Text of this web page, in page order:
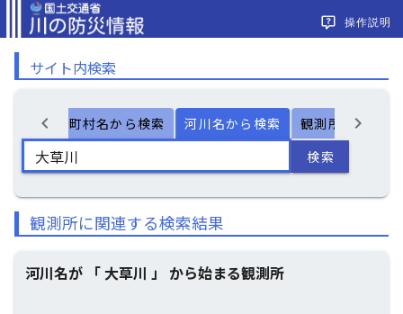
操作説明
サイト内検索
chevron_left 市町村名から検索 河川名から検索 観測所名から検
chevron_right
検索
観測所に関連する検索結果
河川名が 「 大草川 」 から始まる観測所